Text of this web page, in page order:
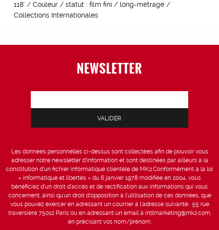
118’ / Couleur / statut : film fini / long-métrage /
Collections Internationales
NEWSLETTER
Les données personnelles ci-dessus sont collectées afin de pouvoir vous
adresser notre newsletter d’information et sont destinées par ailleurs à la
constitution d’un fichier informatique clientèle de MK2.Conformément à la loi
« informatique et libertés » du 6 janvier 1978 modifiée en 2004, vous
bénéficiez d’un droit d’accès et de rectification aux informations qui vous
concernent, ainsi qu’un droit d’opposition à l’utilisation de ces données, que
vous pouvez exercer en adressant un courrier à l’adresse suivante : 55 rue
traversière 75012 Paris ou en adressant un email à intlmarketing@mk2.com,
en précisant vos nom/prénom.